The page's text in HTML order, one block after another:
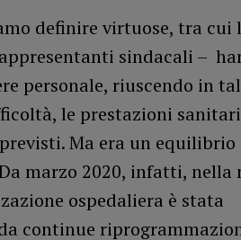
definire virtuose, tra cui
sindacali –
personale, riuscendo in
le prestazioni
Ma era un equilibrio
marzo 2020, infatti, nella
ospedaliera è stata
continue